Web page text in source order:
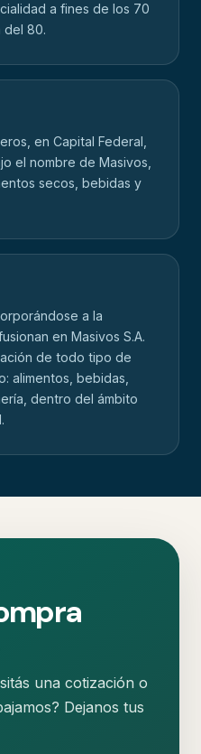
a fines de los 70
del 80.
en Capital Federal,
el nombre de Masivos,
secos, bebidas y
a la
en Masivos S.A.
de todo tipo de
alimentos, bebidas,
dentro del ámbito
una cotización o
Dejanos tus